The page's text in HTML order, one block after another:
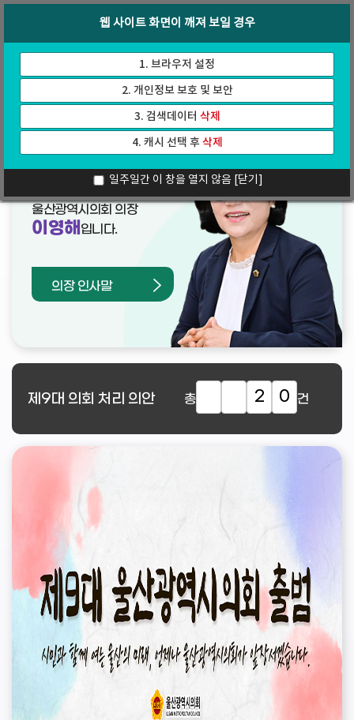
가
기
인터넷방송
웹 사이트 화면이 깨져 보일 경우
1. 브라우저 설정
2. 개인정보 보호 및 보안
3. 검색데이터 삭제
4. 캐시 선택 후삭제
일주일간 이 창을 열지 않음 [닫기]
열린의장실
울산광역시의회 의장
이영해 입니다.
의장 인사말
제9대 의회 처리 의안 총 2 0 건